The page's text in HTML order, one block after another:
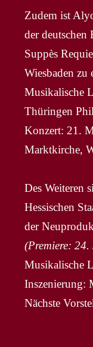
Zudem ist
der
Suppès
Wiesbaden zu
Musikalische
Thüringen
Konzert: 21.
Marktkirche,
Des Weiteren
Hessischen
der
(Premiere:
Musikalische
Inszenierung:
Nächste